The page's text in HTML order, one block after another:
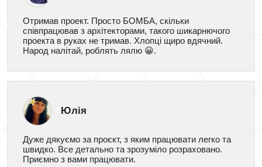
Отримав проект. Просто БОМБА, скільки
співпрацював з архітекторами, такого шикарнючого
проекта в руках не тримав. Хлопці щиро вдячний.
Народ налітай, роблять лялю 😀.
Юлія
Дуже дякуємо за проєкт, з яким працювати легко та
швидко. Все детально та зрозуміло розраховано.
Приємно з вами працювати.